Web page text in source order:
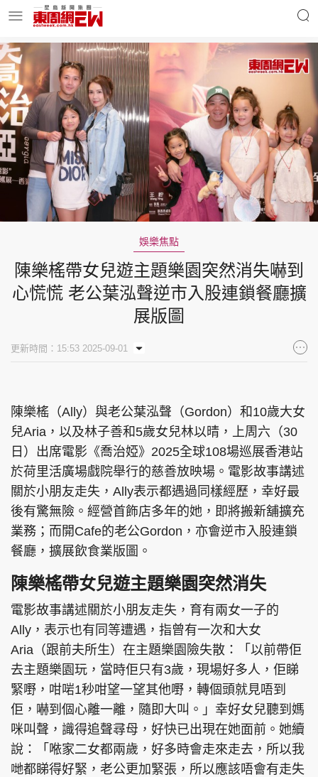
明星名人
東周Ladies 優享生活
東周食玩通 會員活動
玄學靈異 東周專欄
東周刊 cazbuyer 東Touch
PCM 電腦廣場 星島頭條 星島日報
頭條日報
親子王 Oh!爸媽 JobMarket
頭條搵工 EDUPLUS
關於我們 使用條款
娛樂焦點
陳樂榣帶女兒遊主題樂園突然消失嚇到
心慌慌 老公葉泓聲逆市入股連鎖餐廳擴
展版圖
更新時間：15:53 2025-09-01
陳樂榣（Ally）與老公葉泓聲（Gordon）和10歲大女
兒Aria，以及林子善和5歲女兒林以晴，上周六（30
日）出席電影《喬治婭》2025全球108場巡展香港站
於荷里活廣場戲院舉行的慈善放映場。電影故事講述
關於小朋友走失，Ally表示都遇過同樣經歷，幸好最
後有驚無險。經營首飾店多年的她，即將搬新舖擴充
業務；而開Cafe的老公Gordon，亦會逆市入股連鎖
餐廳，擴展飲食業版圖。
陳樂榣帶女兒遊主題樂園突然消失
電影故事講述關於小朋友走失，育有兩女一子的
Ally，表示也有同等遭遇，指曾有一次和大女
Aria（跟前夫所生）在主題樂園險失散：「以前帶佢
去主題樂園玩，當時佢只有3歲，現場好多人，佢睇
緊嘢，咁啱1秒咁望一望其他嘢，轉個頭就見唔到
佢，嚇到個心離一離，隨即大叫。」幸好女兒聽到媽
咪叫聲，識得追聲尋母，好快已出現在她面前。她續
說：「𠵱家二女都兩歲，好多時會走來走去，所以我
哋都睇得好緊，老公更加緊張，所以應該唔會有走失